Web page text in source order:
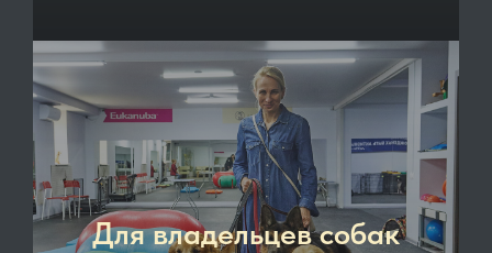
Для владельцев собак